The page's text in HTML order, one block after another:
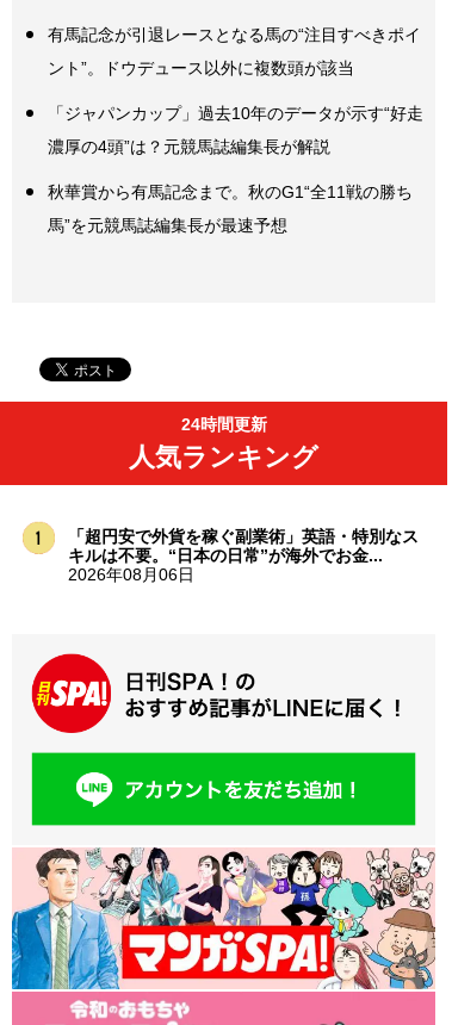
有馬記念が引退レースとなる馬の“注目すべきポイ
ント”。ドウデュース以外に複数頭が該当
「ジャパンカップ」過去10年のデータが示す“好走
濃厚の4頭”は？元競馬誌編集長が解説
秋華賞から有馬記念まで。秋のG1“全11戦の勝ち
馬”を元競馬誌編集長が最速予想
24時間更新
人気ランキング
「超円安で外貨を稼ぐ副業術」英語・特別なス
キルは不要。“日本の日常”が海外でお金...
2026年08月06日